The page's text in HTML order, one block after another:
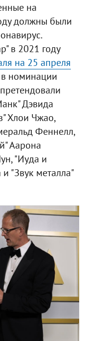
на
должны были
в 2021 году
на 25 апреля
номинации
Дэвида
Хлои Чжао,
Феннелл,
Аарона
"Иуда и
"Звук металла"